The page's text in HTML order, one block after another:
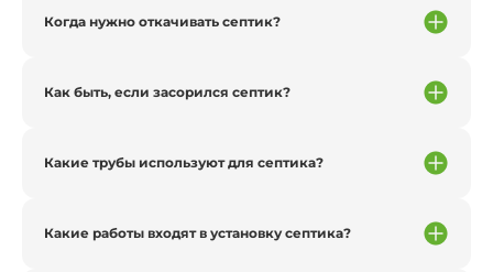
Когда нужно откачивать септик?
Как быть, если засорился септик?
Какие трубы используют для септика?
Какие работы входят в установку септика?